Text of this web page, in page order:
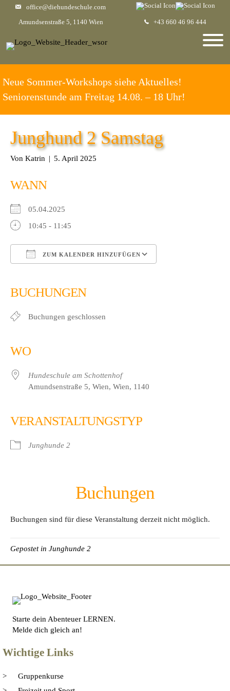
office@diehundeschule.com
+43 660 46 96 444
Amundsenstraße 5, 1140 Wien
Neue Sommer-Workshops siehe Aktuelles!
Seniorenstunde am Freitag 14.08. – 18 Uhr!
Junghund 2 Samstag
Von Katrin | 5. April 2025
WANN
05.04.2025
10:45 - 11:45
ZUM KALENDER HINZUFÜGEN
BUCHUNGEN
Buchungen geschlossen
WO
Hundeschule am Schottenhof
Amundsenstraße 5, Wien, Wien, 1140
VERANSTALTUNGSTYP
Junghunde 2
Buchungen
Buchungen sind für diese Veranstaltung derzeit nicht möglich.
Gepostet in Junghunde 2
Starte dein Abenteuer LERNEN.
Melde dich gleich an!
Wichtige Links
Gruppenkurse